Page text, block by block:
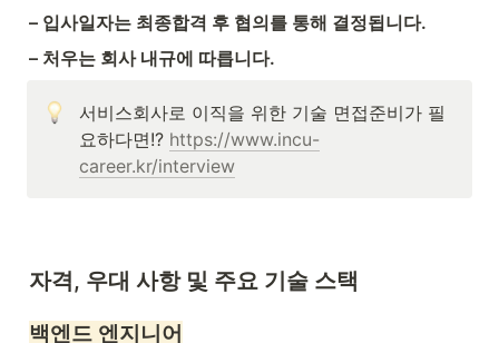
– 입사일자는 최종합격 후 협의를 통해 결정됩니다.
– 처우는 회사 내규에 따릅니다.
서비스회사로 이직을 위한 기술 면접준비가 필
요하다면!? https://www.incu-
career.kr/interview
자격, 우대 사항 및 주요 기술 스택
백엔드 엔지니어